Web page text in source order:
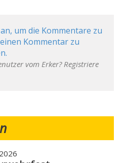
um die Kommentare zu
Kommentar zu
vom Erker? Registriere